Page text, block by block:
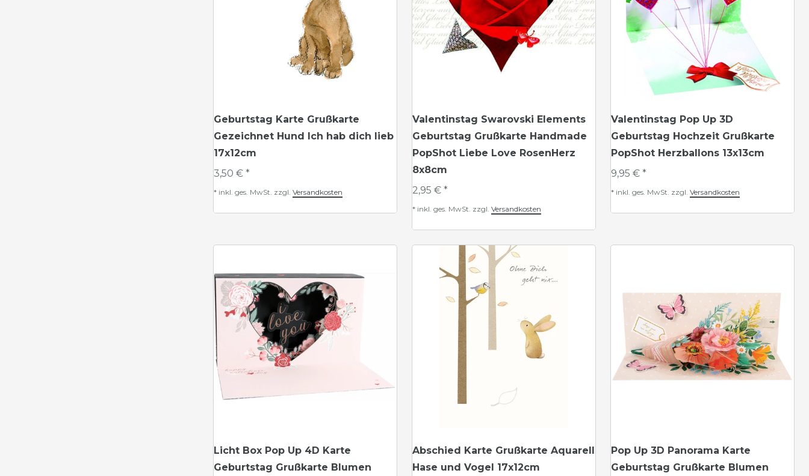
Geburtstag Karte Grußkarte
Gezeichnet Hund Ich hab dich lieb
17x12cm
3,50 € *
* inkl. ges. MwSt. zzgl. Versandkosten
Valentinstag Swarovski Elements
Geburtstag Grußkarte Handmade
PopShot Liebe Love RosenHerz
8x8cm
2,95 € *
* inkl. ges. MwSt. zzgl. Versandkosten
Valentinstag Pop Up 3D
Geburtstag Hochzeit Grußkarte
PopShot Herzballons 13x13cm
9,95 € *
* inkl. ges. MwSt. zzgl. Versandkosten
Licht Box Pop Up 4D Karte
Geburtstag Grußkarte Blumen
Abschied Karte Grußkarte Aquarell
Hase und Vogel 17x12cm
Pop Up 3D Panorama Karte
Geburtstag Grußkarte Blumen